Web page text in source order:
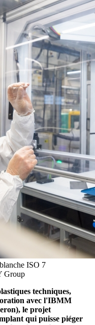
ISO 7
Group
techniques,
avec l'IBMM
le projet
qui puisse piéger